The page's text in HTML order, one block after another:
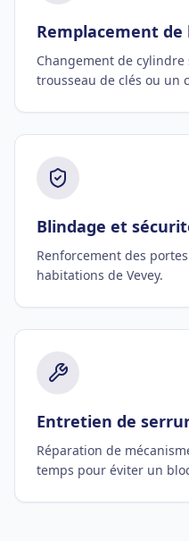
Remplacement
Changement de
trousseau de clés ou un
Blindage et
Renforcement des
habitations de Vevey.
Entretien de
Réparation de
temps pour éviter un